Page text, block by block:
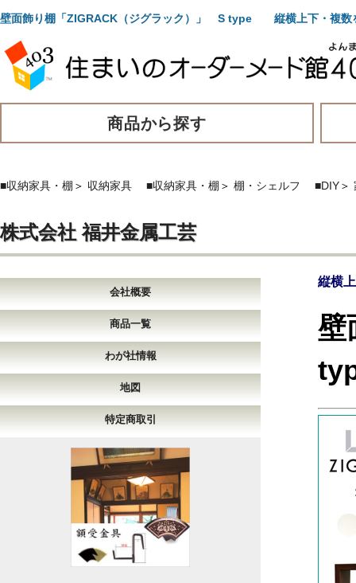
壁面飾り棚「ZIGRACK（ジグラック）」 S type 縦横上下・複数
商品から探す
■収納家具・棚 ＞ 収納家具 ■収納家具・棚 ＞ 棚・シェルフ ■DIY＞
株式会社 福井金属工芸
会社概要
商品一覧
わが社情報
地図
特定商取引
縦横
壁